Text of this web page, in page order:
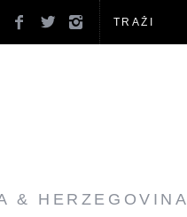
& HERZEGOVINA